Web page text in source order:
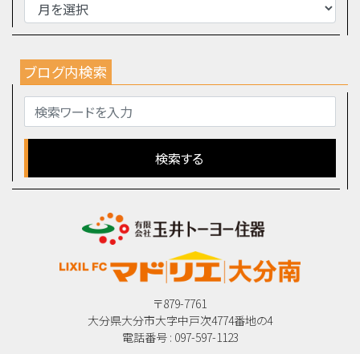
ブログ内検索
〒879-7761
大分県大分市大字中戸次4774番地の4
電話番号 : 097-597-1123